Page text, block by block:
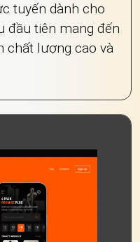
tuyến dành cho
đầu tiên mang đến
chất lượng cao và